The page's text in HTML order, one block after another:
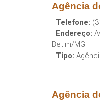
Agência
Telefone:
Endereço:
Betim/MG
Tipo:
Agência